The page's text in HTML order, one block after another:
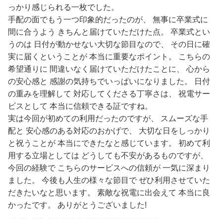
っかり感じられる一枚でした。
手配の面でもう一つ印象的だったのが、 無事に卒業式に
間に合うよう きちんと届けていただけた点。 卒業式とい
うのは 日付が動かせない大切な節目なので、 その日に確
実に届くということが 本当に重要なポイント。 こちらの
希望通りに 間違いなく届けていただけたことに、 心から
の安心感と 感謝の気持ちでいっぱいになりました。 日付
の重みを理解して 対応してくださる丁寧さは、 祝電サー
ビスとして 本当に信頼できる証ですね。
実は今回が初めての利用だったのですが、 スムーズな手
配と 安心感のある対応のおかげで、 大切な日をしっかり
と祝うことが 本当にできたなと感じています。 初めて利
用する立場としては どうしても不安があるものですが、
今回の経験で こちらのサービスへの信頼が 一気に深まり
ました。 今後も人生の様々な節目で ぜひ利用させていた
だきたいなと思います。 素敵な祝電に出会えて 本当に良
かったです。 ありがとうございました!